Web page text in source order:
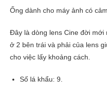
Ống dành cho máy ảnh có
Đây là dòng lens Cine đời mới
ở 2 bên trái và phải của lens
cho việc lấy khoảng cách.
Số lá khẩu: 9.